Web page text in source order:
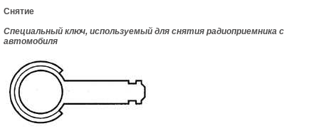
Снятие
Специальный ключ, используемый для снятия радиоприемника с
автомобиля